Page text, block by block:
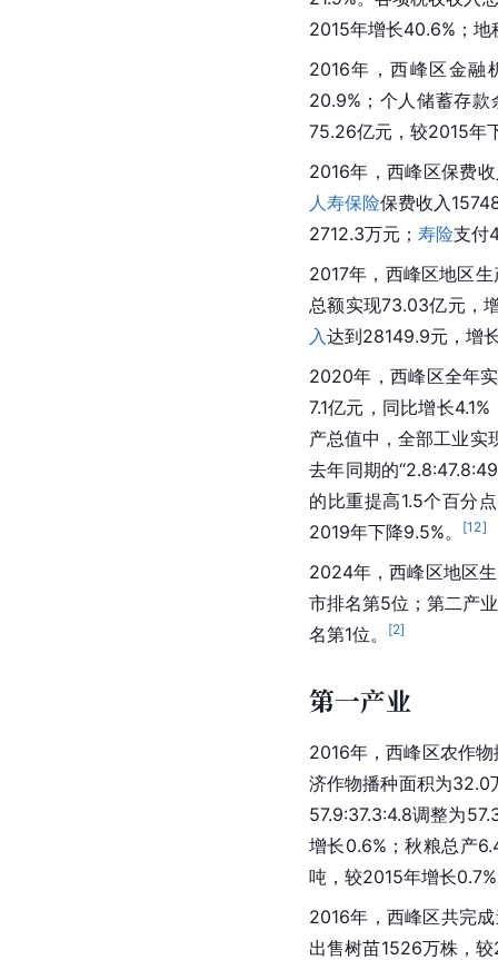
2015年增长40.6%；
2016年，西峰区金融
20.9%；个人 储蓄存款
75.26亿元，较2015年
2016年，西峰区保费
人寿保险保费收入
2712.3万元； 寿险支付
2017年，西峰区地区
总额实现73.03亿元，
入达到28149.9元，增
2020年，西峰区全年
7.1亿元，同比增长
产总值中，全部工业实
去年同期的
的比重提高1.5个百分
2019年下降9.5%。
[12]
2024年，西峰区地区
市排名第5位；第二产
名第1位。
[2]
第一产业
2016年，西峰区农作
济作物播种面积为32.0
57.9:37.3:4.8调整为
增长0.6%；秋粮总产
吨，较2015年增长
2016年，西峰区共完
出售树苗1526万株，